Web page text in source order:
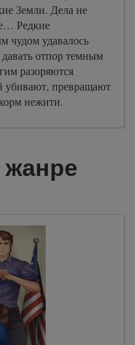
Земли. Дела не
Редкие
чудом удавалось
отпор темным
разоряются
убивают, превращают
нежити.